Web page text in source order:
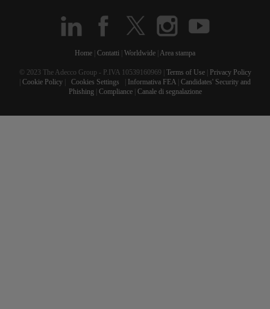
Home Contatti Worldwide Area stampa
© 2023 The Adecco Group - P.IVA 10539160969 | Terms of Use|
Privacy Policy
Cookie Policy Cookies Settings Informativa FEA Candidates' Security and
Phishing
Compliance| Canale di segnalazione